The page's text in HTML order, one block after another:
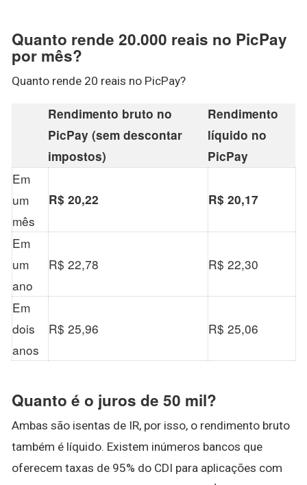
Quanto rende 20.000 reais no PicPay
por mês?
Quanto rende 20 reais no PicPay?
Rendimento bruto no
PicPay (sem descontar
impostos)
Rendimento
líquido no
PicPay
Em
um
mês
R$ 20,22 R$ 20,17
Em
um
ano
R$ 22,78 R$ 22,30
Em
dois
anos
R$ 25,96 R$ 25,06
Quanto é o juros de 50 mil?
Ambas são isentas de IR, por isso, o rendimento bruto
também é líquido. Existem inúmeros bancos que
oferecem taxas de 95% do CDI para aplicações com